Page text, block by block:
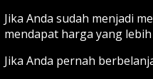
Jika Anda sudah menjadi
mendapat harga yang
Jika Anda pernah